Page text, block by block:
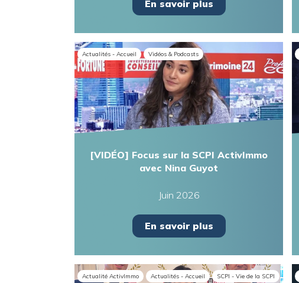
En savoir plus
Actualités - Accueil Vidéos & Podcasts
[VIDÉO] Focus sur la SCPI ActivImmo
avec Nina Guyot
Juin 2026
En savoir plus
Actualité ActivImmo Actualités - Accueil SCPI - Vie de la SCPI